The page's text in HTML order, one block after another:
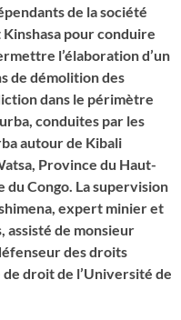
de la société
pour conduire
l’élaboration d’un
de démolition des
dans le périmètre
conduites par les
autour de Kibali
Province du Haut-
Congo. La supervision
expert minier et
assisté de monsieur
des droits
de droit de l’Université de